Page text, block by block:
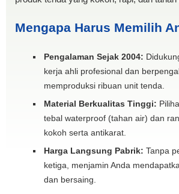
Mengapa Harus Memilih
Pengalaman Sejak 2004:
kerja ahli profesional dan
memproduksi ribuan unit tenda.
Material Berkualitas Tinggi:
tebal waterproof (tahan air) dan
kokoh serta antikarat.
Harga Langsung Pabrik: Tanpa
ketiga, menjamin Anda
dan bersaing.